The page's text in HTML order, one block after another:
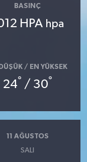
BASINÇ
HPA hpa
/ EN YÜKSEK
24° / 30°
11 AĞUSTOS
SALI